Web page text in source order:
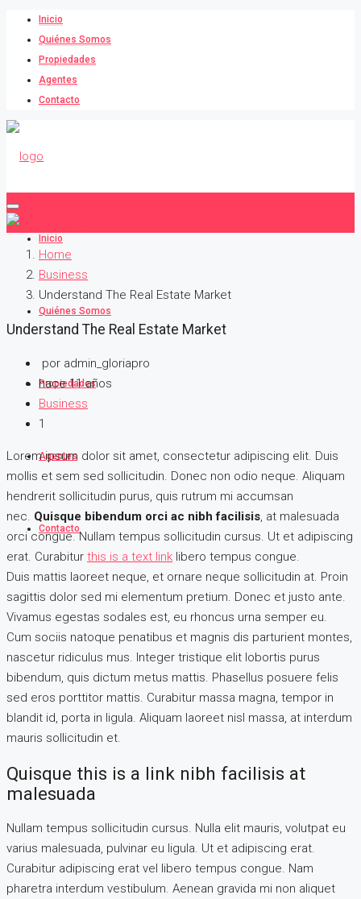
Inicio
Quiénes Somos
Propiedades
Agentes
Contacto
Inicio
Quiénes Somos
Propiedades
Agentes
Contacto
Home
Business
Understand The Real Estate Market
Understand The Real Estate Market
por admin_gloriapro
hace 11 años
Business
1
Lorem ipsum dolor sit amet, consectetur adipiscing elit. Duis
mollis et sem sed sollicitudin. Donec non odio neque. Aliquam
hendrerit sollicitudin purus, quis rutrum mi accumsan
nec. Quisque bibendum orci ac nibh facilisis, at malesuada
orci congue. Nullam tempus sollicitudin cursus. Ut et adipiscing
erat. Curabitur this is a text link libero tempus congue.
Duis mattis laoreet neque, et ornare neque sollicitudin at. Proin
sagittis dolor sed mi elementum pretium. Donec et justo ante.
Vivamus egestas sodales est, eu rhoncus urna semper eu.
Cum sociis natoque penatibus et magnis dis parturient montes,
nascetur ridiculus mus. Integer tristique elit lobortis purus
bibendum, quis dictum metus mattis. Phasellus posuere felis
sed eros porttitor mattis. Curabitur massa magna, tempor in
blandit id, porta in ligula. Aliquam laoreet nisl massa, at interdum
mauris sollicitudin et.
Quisque this is a link nibh facilisis at
malesuada
Nullam tempus sollicitudin cursus. Nulla elit mauris, volutpat eu
varius malesuada, pulvinar eu ligula. Ut et adipiscing erat.
Curabitur adipiscing erat vel libero tempus congue. Nam
pharetra interdum vestibulum. Aenean gravida mi non aliquet